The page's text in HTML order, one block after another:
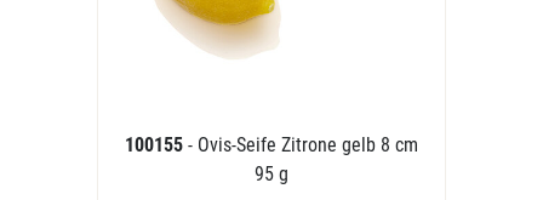
100155 - Ovis-Seife Zitrone gelb 8 cm
95 g